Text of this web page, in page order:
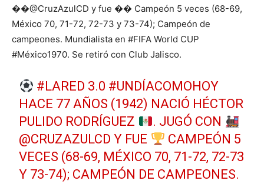
��@CruzAzulCD y fue �� Campeón 5 veces (68-69,
México 70, 71-72, 72-73 y 73-74); Campeón de
campeones. Mundialista en #FIFA World CUP
#México1970. Se retiró con Club Jalisco.
#LARED 3.0 #UNDÍACOMOHOY
HACE 77 AÑOS (1942) NACIÓ HÉCTOR
PULIDO RODRÍGUEZ
. JUGÓ CON
@CRUZAZULCD Y FUE
CAMPEÓN 5
VECES (68-69, MÉXICO 70, 71-72, 72-73
Y 73-74); CAMPEÓN DE CAMPEONES.